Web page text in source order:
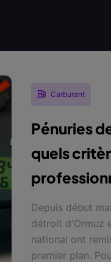
Carburant
Pénuries
quels
Depuis début
détroit d'Ormuz
national ont
premier plan.